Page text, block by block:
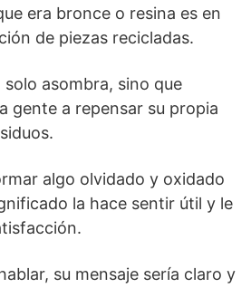
era bronce o resina es en
de piezas recicladas.
asombra, sino que
gente a repensar su propia
algo olvidado y oxidado
la hace sentir útil y le
su mensaje sería claro y